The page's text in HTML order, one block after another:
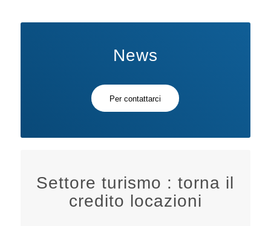
News
Per contattarci
Settore turismo : torna il
credito locazioni